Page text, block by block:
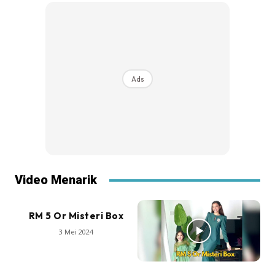
Ads
Video Menarik
RM 5 Or Misteri Box
3 Mei 2024